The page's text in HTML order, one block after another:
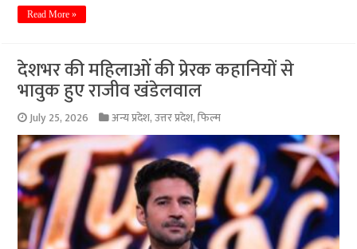
Read More »
देशभर की महिलाओं की प्रेरक कहानियों से
भावुक हुए राजीव खंडेलवाल
July 25, 2026 अन्य प्रदेश,उत्तर प्रदेश,फिल्म